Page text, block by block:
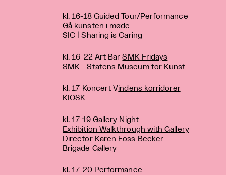
kl. 16-18 Guided Tour/Performance
Gå kunsten i møde
SIC | Sharing is Caring
kl. 16-22 Art BarSMK Fridays
SMK - Statens Museum for Kunst
kl. 17 Koncert Vindens korridorer
KIOSK
kl. 17-19 Gallery Night
Exhibition Walkthrough with Gallery
Director Karen Foss Becker
Brigade Gallery
kl. 17-20 Performance